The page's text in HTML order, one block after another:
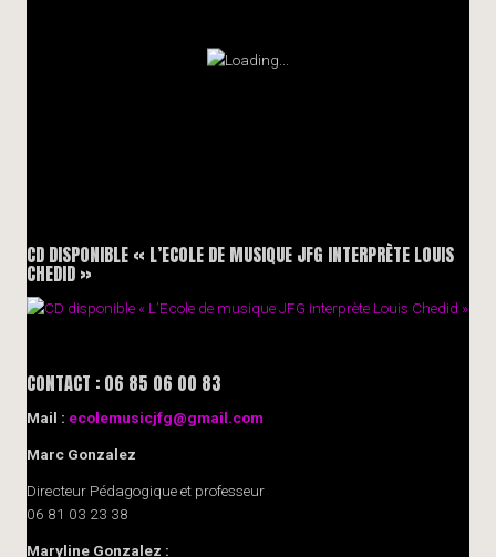
CD DISPONIBLE « L’ECOLE DE MUSIQUE JFG INTERPRÈTE LOUIS
CHEDID »
CONTACT : 06 85 06 00 83
Mail : ecolemusicjfg@gmail.com
Marc Gonzalez
Directeur Pédagogique et professeur
06 81 03 23 38
Maryline Gonzalez :